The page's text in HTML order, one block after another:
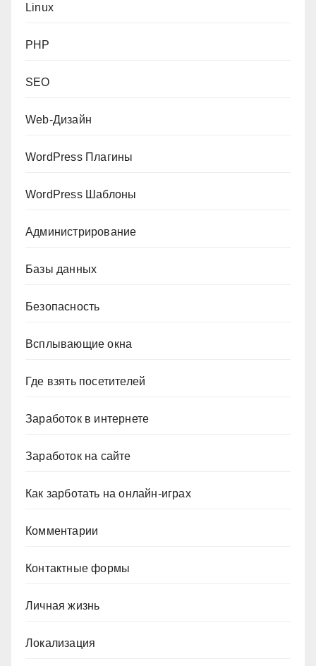
Linux
PHP
SEO
Web-Дизайн
WordPress Плагины
WordPress Шаблоны
Администрирование
Базы данных
Безопасность
Всплывающие окна
Где взять посетителей
Заработок в интернете
Заработок на сайте
Как зарботать на онлайн-играх
Комментарии
Контактные формы
Личная жизнь
Локализация